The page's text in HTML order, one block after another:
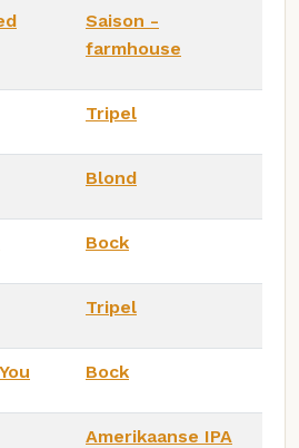
Saison -
farmhouse
Tripel
Blond
Bock
Tripel
Bock
Amerikaanse IPA